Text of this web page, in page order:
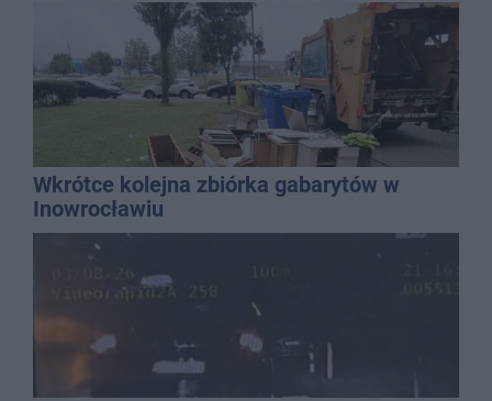
Wkrótce kolejna zbiórka gabarytów w
Inowrocławiu